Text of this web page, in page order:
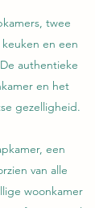
twee
en een
authentieke
en het
gezelligheid.
een
van alle
woonkamer